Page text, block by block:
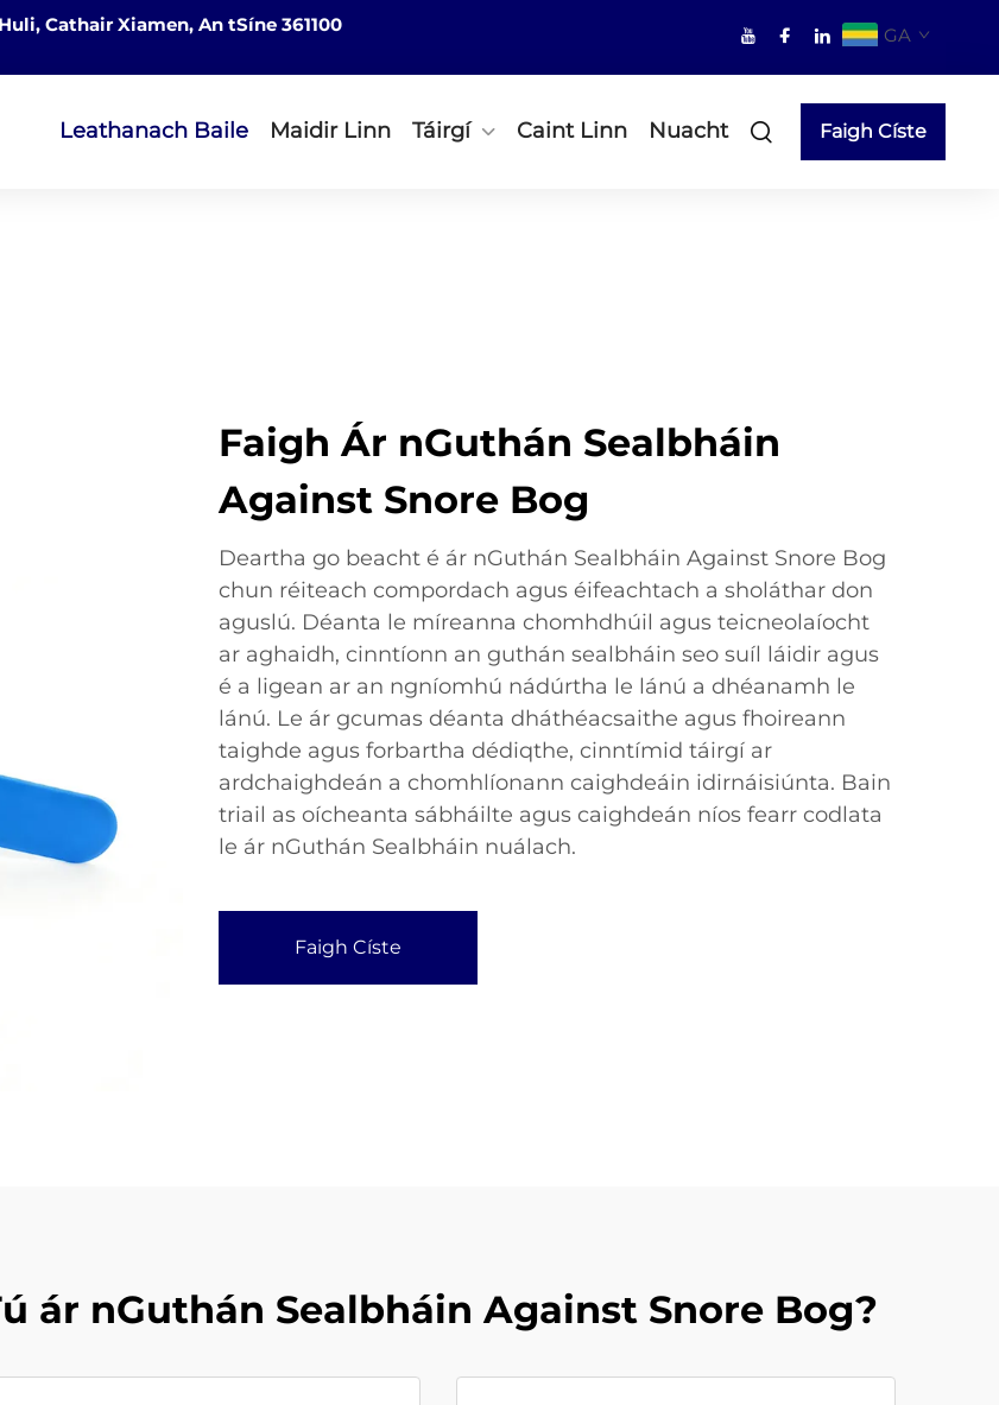
Cathair Xiamen, An tSíne 361100
GA
Leathanach Baile Maidir Linn Táirgí Caint Linn Nuacht Faigh Císte
Faigh Ár nGuthán Sealbháin
Against Snore Bog
Deartha go beacht é ár nGuthán Sealbháin Against Snore Bog
chun réiteach compordach agus éifeachtach a sholáthar don
aguslú. Déanta le míreanna chomhdhúil agus teicneolaíocht
ar aghaidh, cinntíonn an guthán sealbháin seo suíl láidir agus
é a ligean ar an ngníomhú nádúrtha le lánú a dhéanamh le
lánú. Le ár gcumas déanta dháthéacsaithe agus fhoireann
taighde agus forbartha dédiqthe, cinntímid táirgí ar
ardchaighdeán a chomhlíonann caighdeáin idirnáisiúnta. Bain
triail as oícheanta sábháilte agus caighdeán níos fearr codlata
le ár nGuthán Sealbháin nuálach.
Faigh Císte
ár nGuthán Sealbháin Against Snore Bog?